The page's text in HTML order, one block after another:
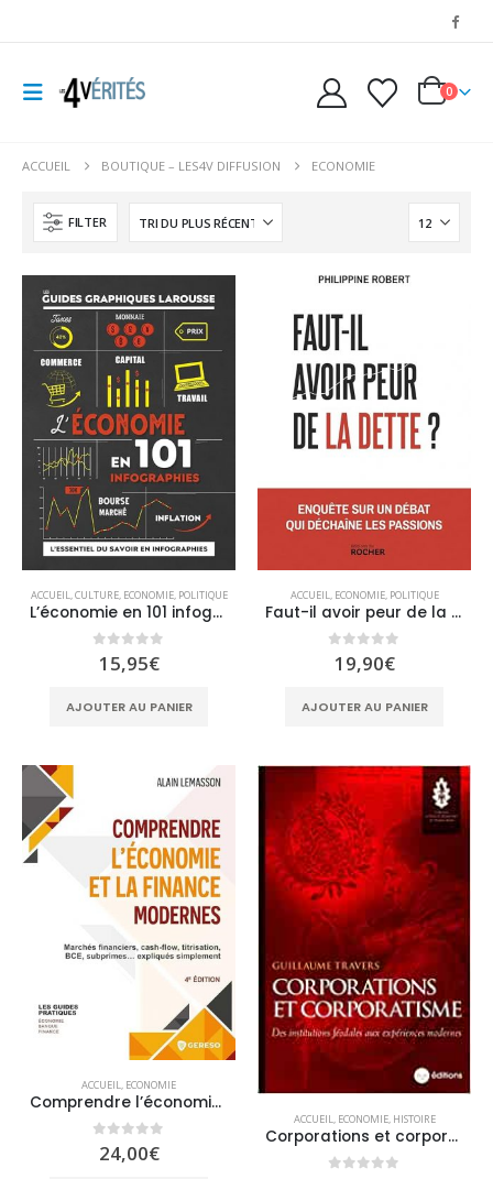
0
ACCUEIL BOUTIQUE – LES4V DIFFUSION ECONOMIE
FILTER
ACCUEIL,CULTURE, ECONOMIE, POLITIQUE
L’économie en 101 infographies
0sur 5
15,95€
AJOUTER AU PANIER
ACCUEIL, ECONOMIE, POLITIQUE
Faut-il avoir peur de la dette ?: Enquête sur un débat qui déchaîne les passions
0sur 5
19,90€
AJOUTER AU PANIER
ACCUEIL, ECONOMIE
Comprendre l’économie et la finance modernes
0sur 5
24,00€
ACCUEIL, ECONOMIE, HISTOIRE
Corporations et corporatisme: Des institutions féodales aux expériences modernes